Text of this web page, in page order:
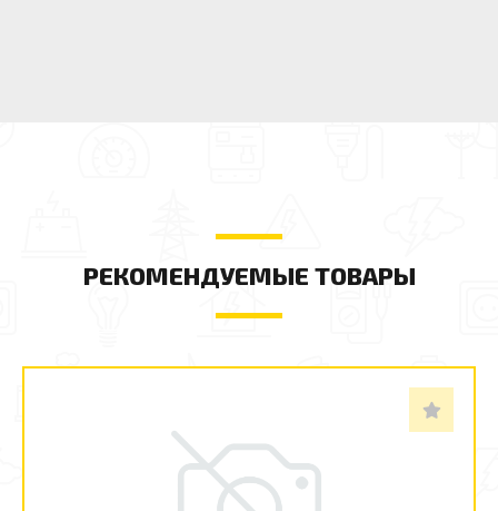
РЕКОМЕНДУЕМЫЕ ТОВАРЫ